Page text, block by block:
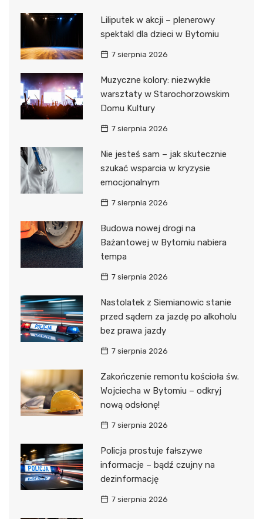
Liliputek w akcji – plenerowy
spektakl dla dzieci w Bytomiu
7 sierpnia 2026
Muzyczne kolory: niezwykłe
warsztaty w Starochorzowskim
Domu Kultury
7 sierpnia 2026
Nie jesteś sam – jak skutecznie
szukać wsparcia w kryzysie
emocjonalnym
7 sierpnia 2026
Budowa nowej drogi na
Bażantowej w Bytomiu nabiera
tempa
7 sierpnia 2026
Nastolatek z Siemianowic stanie
przed sądem za jazdę po alkoholu
bez prawa jazdy
7 sierpnia 2026
Zakończenie remontu kościoła św.
Wojciecha w Bytomiu – odkryj
nową odsłonę!
7 sierpnia 2026
Policja prostuje fałszywe
informacje – bądź czujny na
dezinformację
7 sierpnia 2026